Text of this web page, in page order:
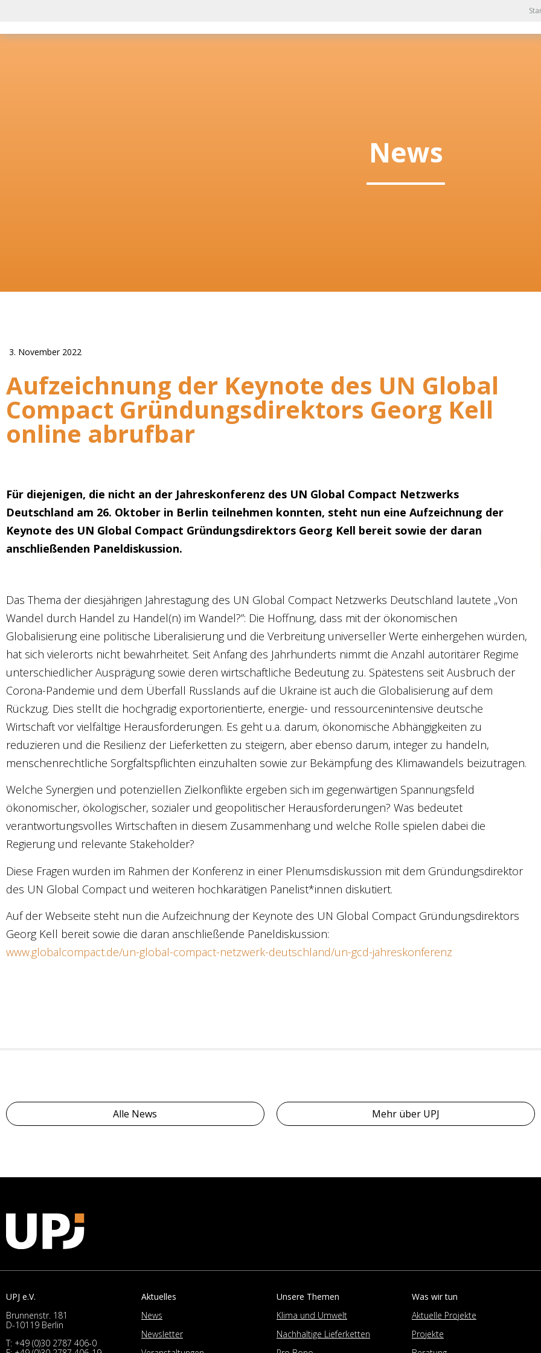
News
3. November 2022
Aufzeichnung der Keynote des UN Global
Compact Gründungsdirektors Georg Kell
online abrufbar
Für diejenigen, die nicht an der Jahreskonferenz des UN Global Compact Netzwerks
Deutschland am 26. Oktober in Berlin teilnehmen konnten, steht nun eine Aufzeichnung der
Keynote des UN Global Compact Gründungsdirektors Georg Kell bereit sowie der daran
anschließenden Paneldiskussion.
Das Thema der diesjährigen Jahrestagung des UN Global Compact Netzwerks Deutschland lautete „Von
Wandel durch Handel zu Handel(n) im Wandel?”: Die Hoffnung, dass mit der ökonomischen
Globalisierung eine politische Liberalisierung und die Verbreitung universeller Werte einhergehen würden,
hat sich vielerorts nicht bewahrheitet. Seit Anfang des Jahrhunderts nimmt die Anzahl autoritärer Regime
unterschiedlicher Ausprägung sowie deren wirtschaftliche Bedeutung zu. Spätestens seit Ausbruch der
Corona-Pandemie und dem Überfall Russlands auf die Ukraine ist auch die Globalisierung auf dem
Rückzug. Dies stellt die hochgradig exportorientierte, energie- und ressourcenintensive deutsche
Wirtschaft vor vielfältige Herausforderungen. Es geht u.a. darum, ökonomische Abhängigkeiten zu
reduzieren und die Resilienz der Lieferketten zu steigern, aber ebenso darum, integer zu handeln,
menschenrechtliche Sorgfaltspflichten einzuhalten sowie zur Bekämpfung des Klimawandels beizutragen.
Welche Synergien und potenziellen Zielkonflikte ergeben sich im gegenwärtigen Spannungsfeld
ökonomischer, ökologischer, sozialer und geopolitischer Herausforderungen? Was bedeutet
verantwortungsvolles Wirtschaften in diesem Zusammenhang und welche Rolle spielen dabei die
Regierung und relevante Stakeholder?
Diese Fragen wurden im Rahmen der Konferenz in einer Plenumsdiskussion mit dem Gründungsdirektor
des UN Global Compact und weiteren hochkarätigen Panelist*innen diskutiert.
Auf der Webseite steht nun die Aufzeichnung der Keynote des UN Global Compact Gründungsdirektors
Georg Kell bereit sowie die daran anschließende Paneldiskussion:
www.globalcompact.de/un-global-compact-netzwerk-deutschland/un-gcd-jahreskonferenz
Alle News Mehr über UPJ
UPJ e.V.
Brunnenstr. 181
D-10119 Berlin
T: +49 (0)30 2787 406-0
Aktuelles
News
Newsletter
Unsere Themen
Klima und Umwelt
Nachhaltige Lieferketten
Was wir tun
Aktuelle Projekte
Projekte